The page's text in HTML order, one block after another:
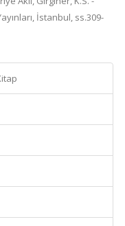
İstanbul, ss.309-